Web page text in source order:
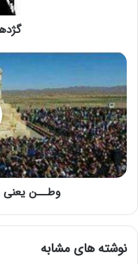
وطــن یعنی
نوشته های مشابه